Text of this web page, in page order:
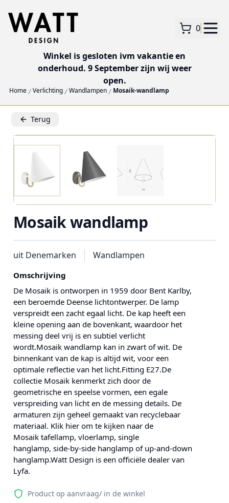
0
Winkel is gesloten ivm vakantie en
onderhoud. 9 September zijn wij weer
open.
Home Verlichting Wandlampen Mosaik-wandlamp
Terug
Mosaik wandlamp
uit Denemarken Wandlampen
Omschrijving
De Mosaik is ontworpen in 1959 door Bent Karlby,
een beroemde Deense lichtontwerper. De lamp
verspreidt een zacht egaal licht. De kap heeft een
kleine opening aan de bovenkant, waardoor het
messing deel vrij is en subtiel verlicht
wordt.Mosaik wandlamp kan in zwart of wit. De
binnenkant van de kap is altijd wit, voor een
optimale reflectie van het licht.Fitting E27.De
collectie Mosaik kenmerkt zich door de
geometrische en speelse vormen, een egale
verspreiding van licht en de messing details. De
armaturen zijn geheel gemaakt van recyclebaar
materiaal. Klik hier om te kijken naar de
Mosaik tafellamp, vloerlamp, single
hanglamp, side-by-side hanglamp of up-and-down
hanglamp.Watt Design is een officiële dealer van
Lyfa.
Product op aanvraag/ in de winkel